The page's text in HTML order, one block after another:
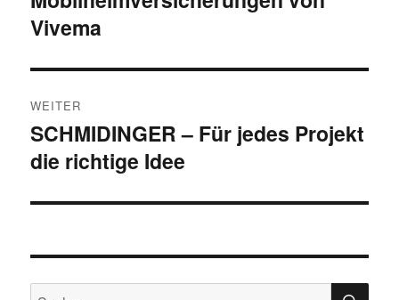
Vivema
WEITER
Nächster
Beitrag:
SCHMIDINGER – Für jedes Projekt
die richtige Idee
Suchen